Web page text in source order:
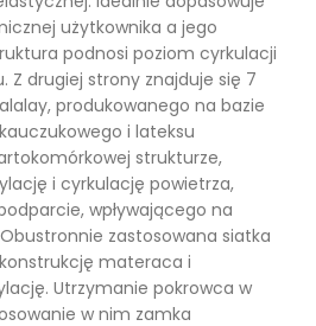
użytkownika a jego
podnosi poziom cyrkulacji
drugiej strony znajduje się 7
produkowanego na bazie
i lateksu
strukturze,
i cyrkulację powietrza,
wpływającego na
zastosowana siatka
materaca i
Utrzymanie pokrowca w
w nim zamka